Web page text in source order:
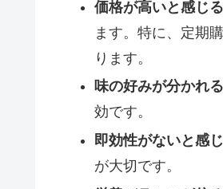
価格が高いと感じる
ます。特に、定期
ります。
味の好みが分かれる
効です。
即効性がないと感
が大切です。